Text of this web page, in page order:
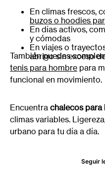
En climas frescos,
buzos o hoodies
En días activos,
y cómodas
En viajes o
abrigo sin exceso
También puedes
tenis para hombre para
funcional en movimiento.
Encuentra chalecos para
climas variables.
urbano para tu día a día.
Seguir